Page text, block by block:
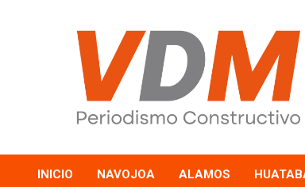
valledelmayo.com
INICIO NAVOJOA ALAMOS